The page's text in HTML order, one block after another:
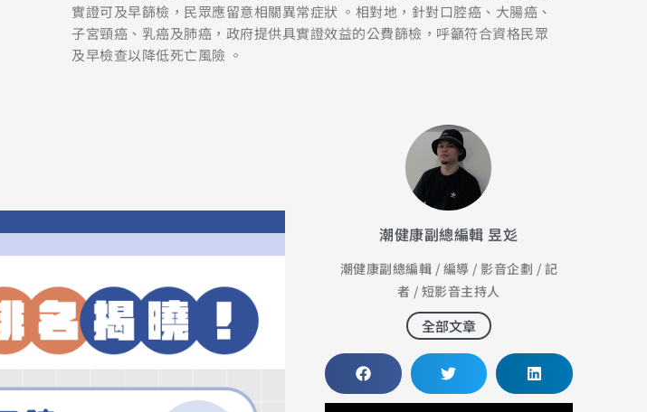
實證可及早篩檢，民眾應留意相關異常症狀 。相對地，針對口腔癌、大腸癌、
子宮頸癌、乳癌及肺癌，政府提供具實證效益的公費篩檢，呼籲符合資格民眾
及早檢查以降低死亡風險 。
潮健康副總編輯 昱彣
潮健康副總編輯 / 編導 / 影音企劃 / 記
者 / 短影音主持人
全部文章